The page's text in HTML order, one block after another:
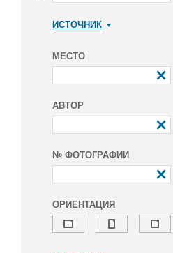
ИСТОЧНИК
МЕСТО
АВТОР
№ ФОТОГРАФИИ
ОРИЕНТАЦИЯ